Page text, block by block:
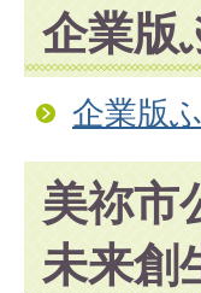
企業版
企業版
美祢市
未来創